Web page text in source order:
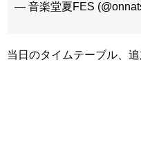
— 音楽堂夏FES
当日のタイムテーブル、